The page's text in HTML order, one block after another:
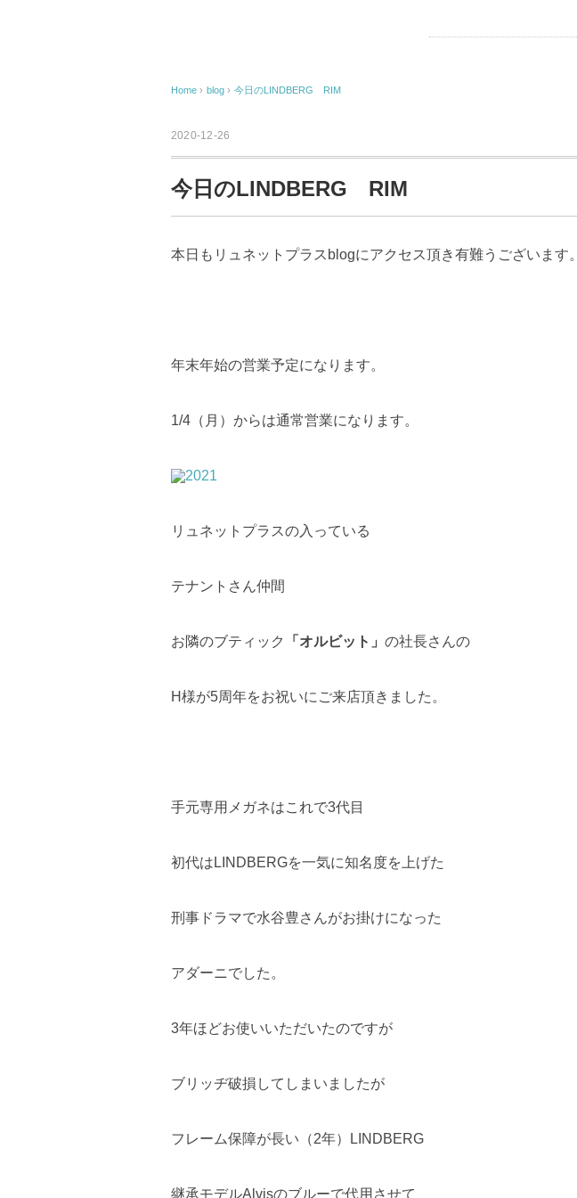
Home › blog › 今日のLINDBERG RIM
2020-12-26
今日のLINDBERG RIM
本日もリュネットプラスblogにアクセス頂き有難うございます。
年末年始の営業予定になります。
1/4（月）からは通常営業になります。
リュネットプラスの入っている
テナントさん仲間
お隣のブティック 「オルビット」 の社長さんの
H様が5周年をお祝いにご来店頂きました。
手元専用メガネはこれで3代目
初代はLINDBERGを一気に知名度を上げた
刑事ドラマで水谷豊さんがお掛けになった
アダーニでした。
3年ほどお使いいただいたのですが
ブリッヂ破損してしまいましたが
フレーム保障が長い（2年）LINDBERG
継承モデルAlvisのブルーで代用させて